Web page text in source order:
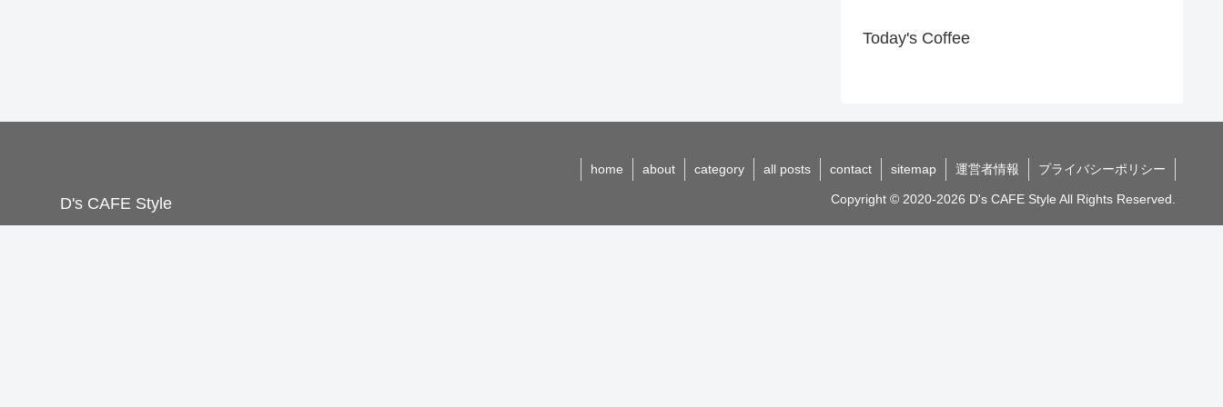
Today's Coffee
D's CAFE Style
home about category all posts contact sitemap 運営者情報 プライバシーポリシー
Copyright © 2020-2026 D's CAFE Style All Rights Reserved.